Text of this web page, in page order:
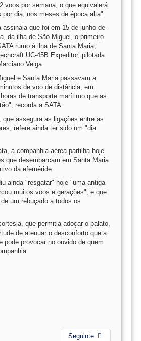
voos por semana, o que equivalerá
por dia, nos meses de época alta".
assinala que foi em 15 de junho de
da ilha de São Miguel, o primeiro
rumo à ilha de Santa Maria,
UC-45B Expeditor, pilotada
Veiga.
e Santa Maria passavam a
de voo de distância, em
de transporte marítimo que as
recorda a SATA.
que assegura as ligações entre as
refere ainda ter sido um "dia
a companhia aérea partilha hoje
que desembarcam em Santa Maria
da efeméride.
ainda "resgatar" hoje "uma antiga
muitos voos e gerações", e que
um rebuçado a todos os
que permitia adoçar o palato,
de atenuar o desconforto que a
pode provocar no ouvido de quem
Seguinte